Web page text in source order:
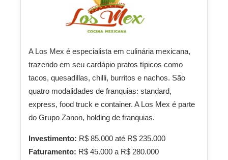
A Los Mex é especialista em culinária mexicana,
trazendo em seu cardápio pratos típicos como
tacos, quesadillas, chilli, burritos e nachos. São
quatro modalidades de franquias: standard,
express, food truck e container. A Los Mex é parte
do Grupo Zanon, holding de franquias.
Investimento: R$ 85.000 até R$ 235.000
Faturamento: R$ 45.000 a R$ 280.000